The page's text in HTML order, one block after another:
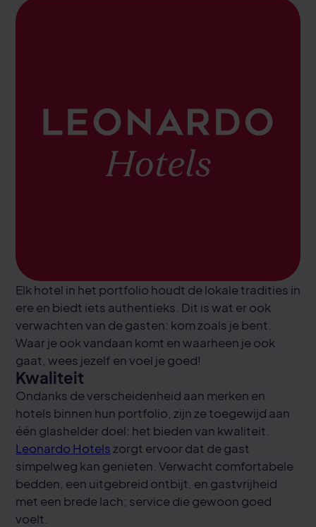
Elk hotel in het portfolio houdt de lokale tradities in
ere en biedt iets authentieks. Dit is wat er ook
verwachten van de gasten: kom zoals je bent.
Waar je ook vandaan komt en waarheen je ook
gaat, wees jezelf en voel je goed!
Kwaliteit
Ondanks de verscheidenheid aan merken en
hotels binnen hun portfolio, zijn ze toegewijd aan
één glashelder doel: het bieden van kwaliteit.
Leonardo Hotels zorgt ervoor dat de gast
simpelweg kan genieten. Verwacht comfortabele
bedden, een uitgebreid ontbijt, en gastvrijheid
met een brede lach; service die gewoon goed
voelt.